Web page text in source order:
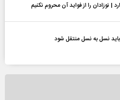
| نوزادان را از فواید آن محروم نکنیم
نسل به نسل منتقل شود